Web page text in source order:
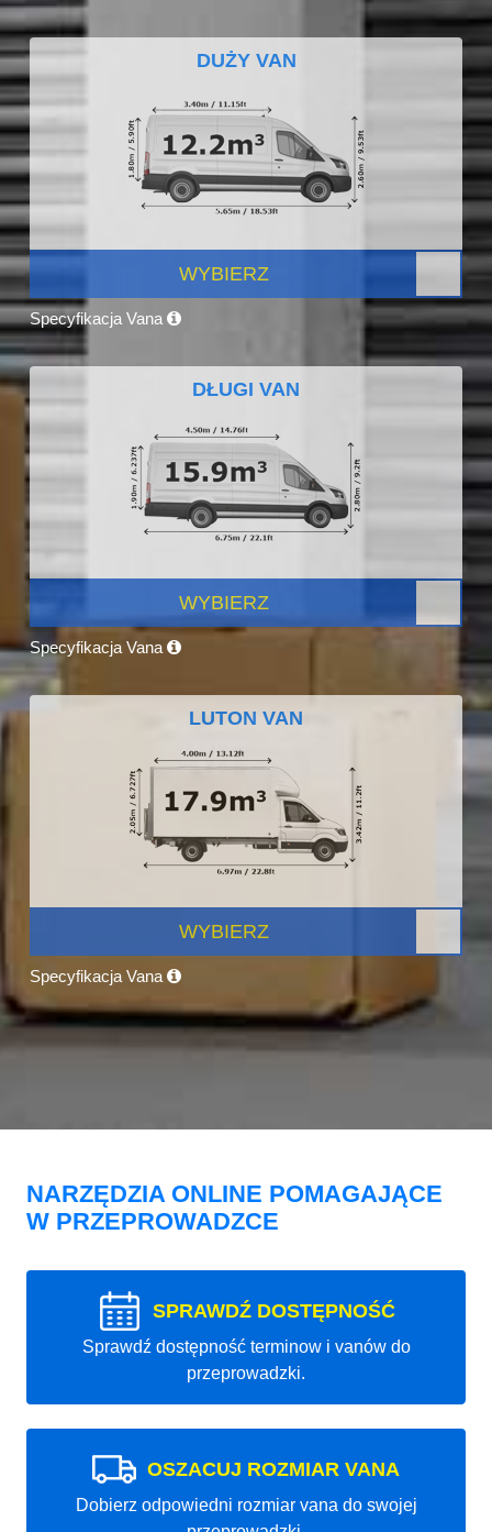
DUŻY VAN
WYBIERZ
Specyfikacja Vana
DŁUGI VAN
WYBIERZ
Specyfikacja Vana
LUTON VAN
WYBIERZ
Specyfikacja Vana
NARZĘDZIA ONLINE POMAGAJĄCE
W PRZEPROWADZCE
SPRAWDŹ DOSTĘPNOŚĆ
Sprawdź dostępność terminow i vanów do
przeprowadzki.
OSZACUJ ROZMIAR VANA
Dobierz odpowiedni rozmiar vana do swojej